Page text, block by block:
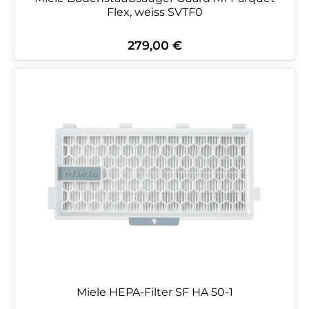
Flex, weiss SVTF0
Regulärer Preis:
279,00 €
Miele HEPA-Filter SF HA 50-1